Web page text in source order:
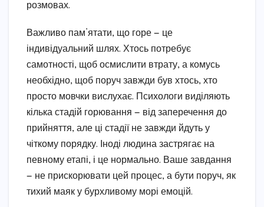
розмовах.
Важливо пам’ятати, що горе — це
індивідуальний шлях. Хтось потребує
самотності, щоб осмислити втрату, а комусь
необхідно, щоб поруч завжди був хтось, хто
просто мовчки вислухає. Психологи виділяють
кілька стадій горювання — від заперечення до
прийняття, але ці стадії не завжди йдуть у
чіткому порядку. Іноді людина застрягає на
певному етапі, і це нормально. Ваше завдання
— не прискорювати цей процес, а бути поруч, як
тихий маяк у бурхливому морі емоцій.